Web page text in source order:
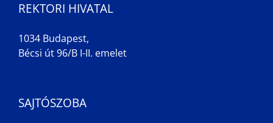
REKTORI HIVATAL
1034 Budapest,
Bécsi út 96/B I-II. emelet
SAJTÓSZOBA